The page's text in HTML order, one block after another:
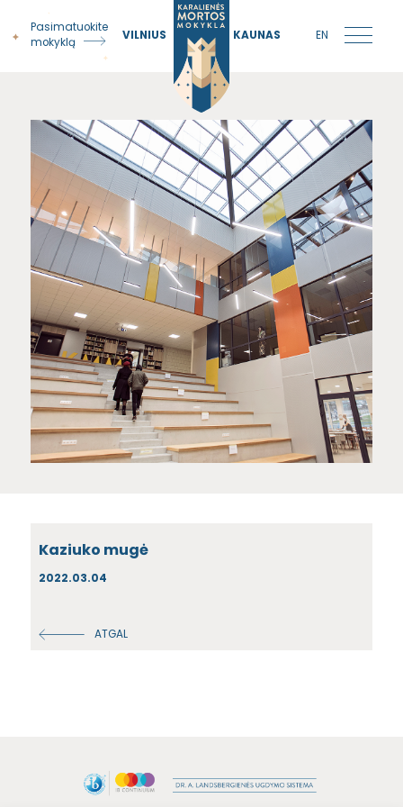
Pasimatuokite
mokyklą
VILNIUS KAUNAS EN
Kaziuko mugė
2022.03.04
ATGAL